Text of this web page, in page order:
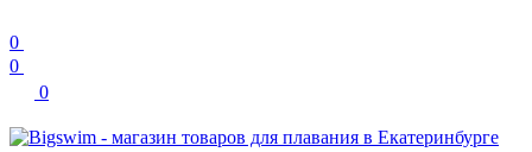
0
0
0